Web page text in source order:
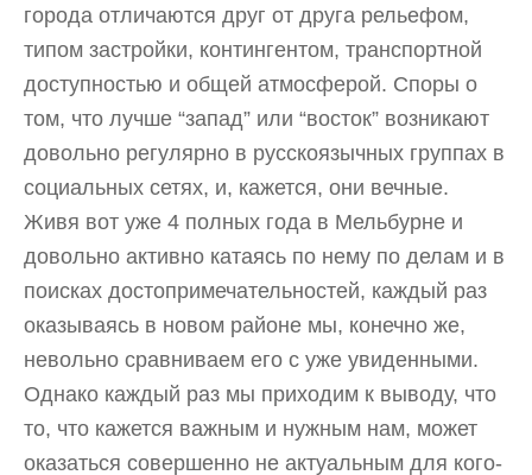
города отличаются друг от друга рельефом,
типом застройки, контингентом, транспортной
доступностью и общей атмосферой. Споры о
том, что лучше “запад” или “восток” возникают
довольно регулярно в русскоязычных группах в
социальных сетях, и, кажется, они вечные.
Живя вот уже 4 полных года в Мельбурне и
довольно активно катаясь по нему по делам и в
поисках достопримечательностей, каждый раз
оказываясь в новом районе мы, конечно же,
невольно сравниваем его с уже увиденными.
Однако каждый раз мы приходим к выводу, что
то, что кажется важным и нужным нам, может
оказаться совершенно не актуальным для кого-